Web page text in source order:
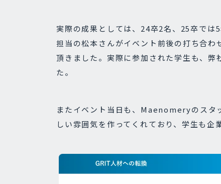
実際の成果としては、24卒2名、25卒では
担当の松本さんがイベント前後の打ち合わ
頂きました。実際に参加された学生も、
た。
またイベント当日も、Maenomeryのスタ
しい雰囲気を作ってくれており、学生も企